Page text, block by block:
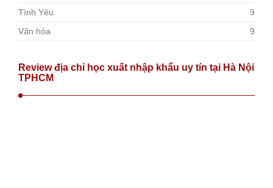
Tình Yêu
9
Văn hóa
9
Review địa chỉ học xuất nhập khẩu uy tín tại Hà Nội
TPHCM